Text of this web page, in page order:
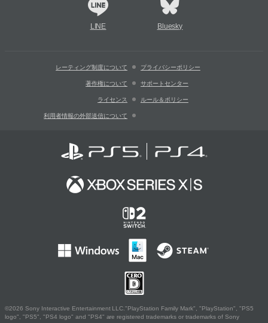
LINE Bluesky
レーティング制度について プライバシーポリシー
著作権について サポートセンター
ライセンス ルール＆ポリシー
利用者情報の外部送信について
©2026 Sony Interactive Entertainment LLC."PlayStation Family Mark", "PlayStation", "PS5
logo", "PS5", "PS4 logo" and "PS4" are registered trademarks or trademarks of Sony